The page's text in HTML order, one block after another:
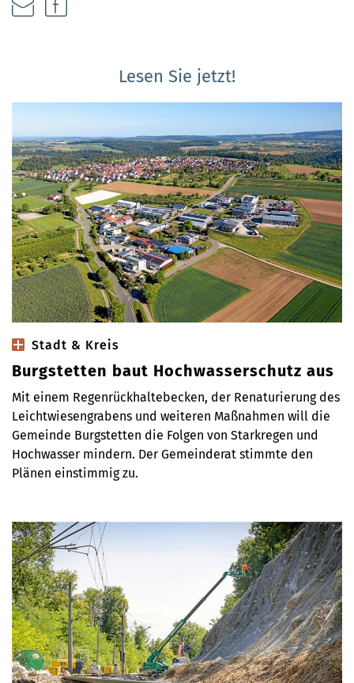
Lesen Sie jetzt!
Stadt & Kreis
Burgstetten baut Hochwasserschutz aus
Mit einem Regenrückhaltebecken, der Renaturierung des
Leichtwiesengrabens und weiteren Maßnahmen will die
Gemeinde Burgstetten die Folgen von Starkregen und
Hochwasser mindern. Der Gemeinderat stimmte den
Plänen einstimmig zu.